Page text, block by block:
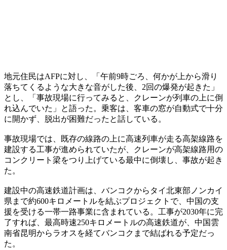
地元住民はAFPに対し、「午前9時ごろ、何かが上から滑り
落ちてくるような大きな音がした後、2回の爆発が起きた」
とし、「事故現場に行ってみると、クレーンが列車の上に倒
れ込んでいた」と語った。乗客は、客車の窓が自動式で十分
に開かず、脱出が困難だったと話している。
事故現場では、既存の線路の上に高速列車が走る高架線路を
建設する工事が進められていたが、クレーンが高架線路用の
コンクリート梁をつり上げている最中に倒壊し、事故が起き
た。
建設中の高速鉄道計画は、バンコクからタイ北東部ノンカイ
県まで約600キロメートルを結ぶプロジェクトで、中国の支
援を受ける一帯一路事業に含まれている。工事が2030年に完
了すれば、最高時速250キロメートルの高速鉄道が、中国雲
南省昆明からラオスを経てバンコクまで結ばれる予定だっ
た。